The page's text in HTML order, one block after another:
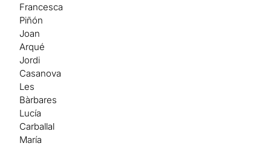
Francesca
Piñón
Joan
Arqué
Jordi
Casanova
Les
Bàrbares
Lucía
Carballal
María